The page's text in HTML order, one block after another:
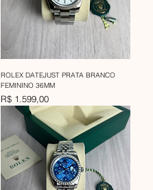
ROLEX DATEJUST PRATA BRANCO
FEMININO 36MM
Preço
R$ 1.599,00